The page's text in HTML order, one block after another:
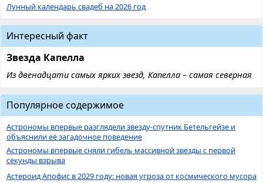
Лунный календарь свадеб на 2026 год
Интересный факт
Звезда Капелла
Из двенадцати самых ярких звезд, Капелла – самая северная
Популярное содержимое
Астрономы впервые разглядели звезду-спутник Бетельгейзе и
объяснили её загадочное поведение
Астрономы впервые сняли гибель массивной звезды с первой
секунды взрыва
Астероид Апофис в 2029 году: новая угроза от космического мусора